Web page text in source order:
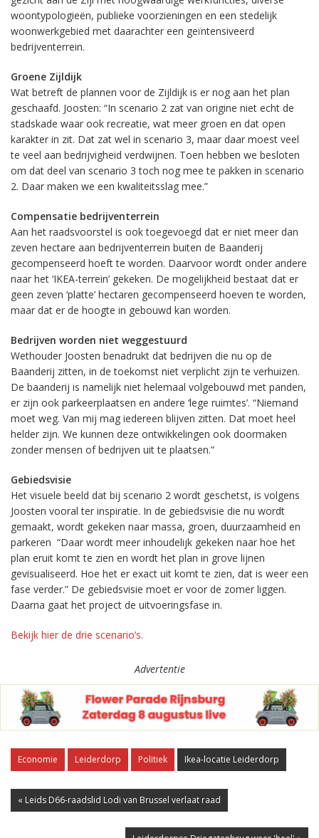
woontypologieën, publieke voorzieningen en een stedelijk
woonwerkgebied met daarachter een geïntensiveerd
bedrijventerrein.
Groene Zijldijk
Wat betreft de plannen voor de Zijldijk is er nog aan het plan
geschaafd. Joosten: “In scenario 2 zat van origine niet echt de
stadskade waar ook recreatie, wat meer groen en dat open
karakter in zit. Dat zat wel in scenario 3, maar daar moest veel
te veel aan bedrijvigheid verdwijnen. Toen hebben we besloten
om dat deel van scenario 3 toch nog mee te pakken in scenario
2. Daar maken we een kwaliteitsslag mee.”
Compensatie bedrijventerrein
Aan het raadsvoorstel is ook toegevoegd dat er niet meer dan
zeven hectare aan bedrijventerrein buiten de Baanderij
gecompenseerd hoeft te worden. Daarvoor wordt onder andere
naar het ‘IKEA-terrein’ gekeken. De mogelijkheid bestaat dat er
geen zeven ‘platte’ hectaren gecompenseerd hoeven te worden,
maar dat er de hoogte in gebouwd kan worden.
Bedrijven worden niet weggestuurd
Wethouder Joosten benadrukt dat bedrijven die nu op de
Baanderij zitten, in de toekomst niet verplicht zijn te verhuizen.
De baanderij is namelijk niet helemaal volgebouwd met panden,
er zijn ook parkeerplaatsen en andere ‘lege ruimtes’. “Niemand
moet weg. Van mij mag iedereen blijven zitten. Dat moet heel
helder zijn. We kunnen deze ontwikkelingen ook doormaken
zonder mensen of bedrijven uit te plaatsen.”
Gebiedsvisie
Het visuele beeld dat bij scenario 2 wordt geschetst, is volgens
Joosten vooral ter inspiratie. In de gebiedsvisie die nu wordt
gemaakt, wordt gekeken naar massa, groen, duurzaamheid en
parkeren “Daar wordt meer inhoudelijk gekeken naar hoe het
plan eruit komt te zien en wordt het plan in grove lijnen
gevisualiseerd. Hoe het er exact uit komt te zien, dat is weer een
fase verder.” De gebiedsvisie moet er voor de zomer liggen.
Daarna gaat het project de uitvoeringsfase in.
Bekijk hier de drie scenario’s.
Advertentie
Economie Leiderdorp Politiek Ikea-locatie Leiderdorp
« Leids D66-raadslid Lodi van Brussel verlaat raad